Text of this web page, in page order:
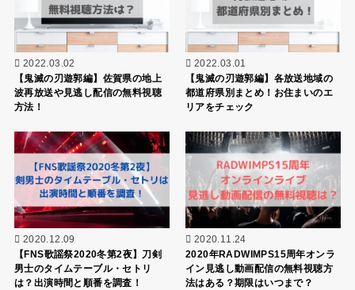
2022.03.02
【鬼滅の刃遊郭編】佐賀県の地上
波再放送や見逃し配信の無料視聴
方法！
2022.03.01
【鬼滅の刃遊郭編】各放送地域の
都道府県別まとめ！お住まいのエ
リアをチェック
2020.12.09
【FNS歌謡祭2020冬第2夜】刀剣
男士のタイムテーブル・セトリ
は？出演時間と順番を調査！
2020.11.24
2020年RADWIMPS15周年オンラ
イン見逃し動画配信の無料視聴方
法はある？期限はいつまで？